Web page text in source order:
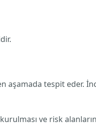
aşamada tespit eder.
ve risk